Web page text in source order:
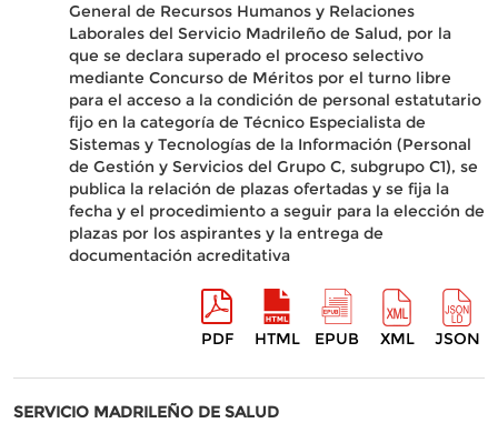
General de Recursos Humanos y Relaciones
Laborales del Servicio Madrileño de Salud, por la
que se declara superado el proceso selectivo
mediante Concurso de Méritos por el turno libre
para el acceso a la condición de personal estatutario
fijo en la categoría de Técnico Especialista de
Sistemas y Tecnologías de la Información (Personal
de Gestión y Servicios del Grupo C, subgrupo C1), se
publica la relación de plazas ofertadas y se fija la
fecha y el procedimiento a seguir para la elección de
plazas por los aspirantes y la entrega de
documentación acreditativa
PDF HTML EPUB XML JSON
SERVICIO MADRILEÑO DE SALUD